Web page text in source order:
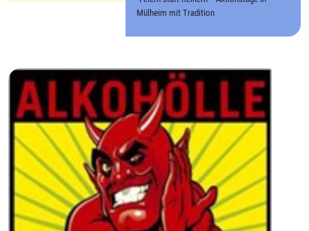
Mülheim mit Tradition